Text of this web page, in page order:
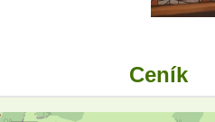
Ceník